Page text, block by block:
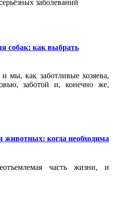
заболеваний
собак: как выбрать
мы, как заботливые хозяева,
заботой и, конечно же,
животных: когда необходима
часть жизни, и